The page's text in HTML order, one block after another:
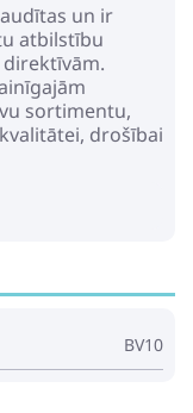
un ir
atbilstību
sortimentu,
drošībai
BV10